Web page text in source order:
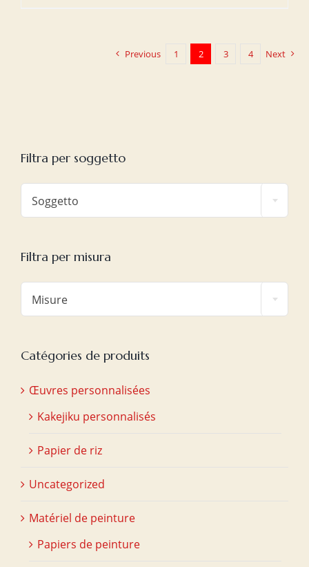
Previous 1 2 3 4 Next
Filtra per soggetto
Soggetto
Filtra per misura
Misure
Catégories de produits
Œuvres personnalisées
Kakejiku personnalisés
Papier de riz
Uncategorized
Matériel de peinture
Papiers de peinture